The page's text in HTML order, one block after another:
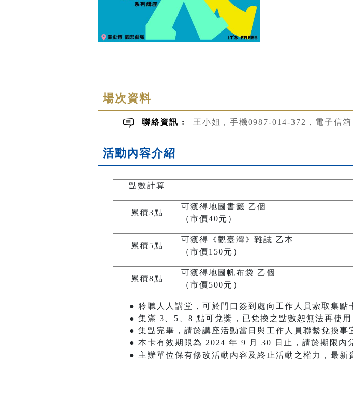
場次資料
聯絡資訊 : 王小姐，手機0987-014-372，電子信
活動內容介紹
點數計算
累積3點
可獲得地圖書籤 乙個
（市價40元）
累積5點
可獲得《觀臺灣》雜誌 乙本
（市價150元）
累積8點
可獲得地圖帆布袋 乙個
（市價500元）
● 聆聽人人講堂，可於門口簽到處向工作人員索取集點
● 集滿 3、5、8 點可兌獎，已兌換之點數恕無法再使用
● 集點完畢，請於講座活動當日與工作人員聯繫兌換事
● 本卡有效期限為 2024 年 9 月 30 日止，請於期限內
● 主辦單位保有修改活動內容及終止活動之權力，最